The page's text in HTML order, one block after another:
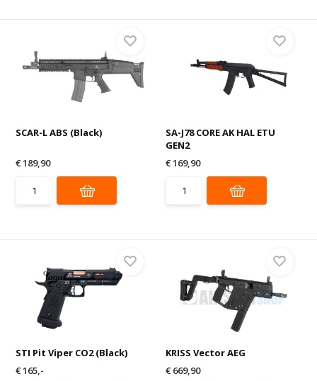
SCAR-L ABS (Black)
€ 189,90
SA-J78 CORE AK HAL ETU
GEN2
€ 169,90
STI Pit Viper CO2 (Black)
€ 165,-
KRISS Vector AEG
€ 669,90